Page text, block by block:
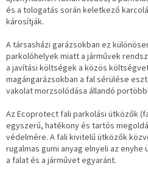
és a tologatás során keletkező
károsítják.
A társasházi garázsokban ez
parkolóhelyek miatt a járművek
a javítási költségek a közös
magángarázsokban a fal sérülése
vakolat morzsolódása állandó
Az Ecoprotect fali parkolási ütközők
egyszerű, hatékony és tartós
védelmére. A fali kivitelű ütközők
rugalmas gumi anyag elnyeli az
a falat és a járművet egyaránt.